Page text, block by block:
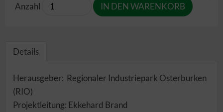
Anzahl
Details
Herausgeber: Regionaler Industriepark Osterburken
(RIO)
Projektleitung: Ekkehard Brand